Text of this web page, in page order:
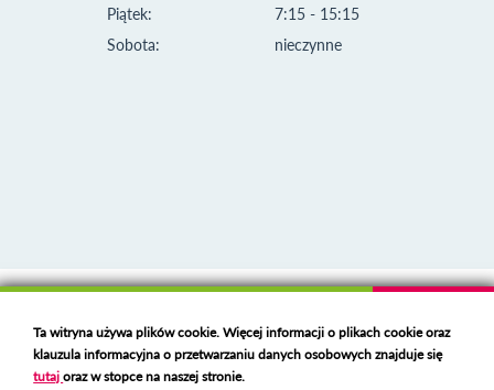
Piątek:
Sobota:
7:15 - 15:15
nieczynne
Deklaracja dostępności
Polski serwer RBL
https://polspam.pl/
Ta witryna używa plików cookie. Więcej informacji o plikach cookie oraz
klauzula informacyjna o przetwarzaniu danych osobowych znajduje się
tutajoraz w stopce na naszej stronie.